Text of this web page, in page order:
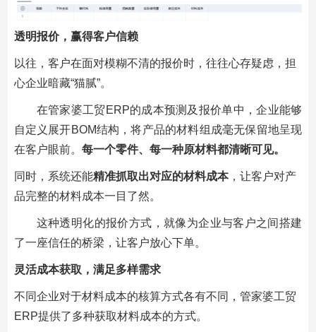
透明报价，赢得客户信赖
以往，客户在面对模糊不清的报价时，往往心存疑虑，担
心企业暗藏“猫腻”。
在管家婆工贸ERP的成本预测及报价单中，企业能够
自定义展开BOM结构，将产品的材料组成毫无保留地呈现
在客户眼前。 每一个零件、每一种原材料都清晰可见。
同时，系统还能精准抓取出对应的材料成本，让客户对产
品完整的材料成本一目了然。
这种透明化的报价方式，就像为企业与客户之间搭建
了一座信任的桥梁，让客户放心下单。
灵活成本获取，满足多样需求
不同企业对于材料成本的核算方式各有不同，管家婆工贸
ERP提供了多种获取材料成本的方式。